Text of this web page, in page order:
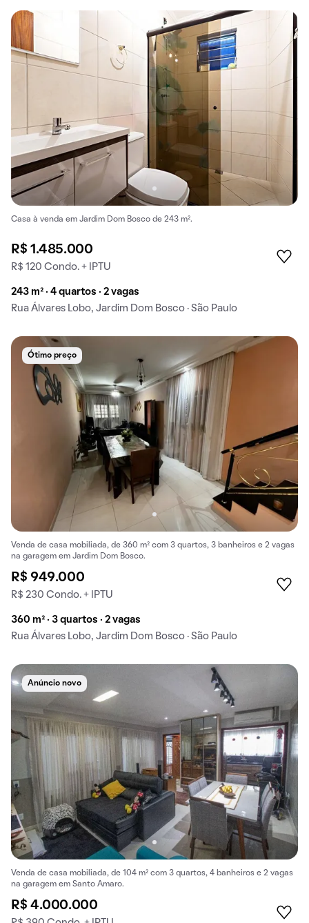
Casa à venda em Jardim Dom Bosco de 243 m².
R$ 1.485.000
R$ 120 Condo. + IPTU
243 m² · 4 quartos · 2 vagas
Rua Álvares Lobo, Jardim Dom Bosco · São Paulo
Ótimo preço
Venda de casa mobiliada, de 360 m² com 3 quartos, 3 banheiros e 2 vagas
na garagem em Jardim Dom Bosco.
R$ 949.000
R$ 230 Condo. + IPTU
360 m² · 3 quartos · 2 vagas
Rua Álvares Lobo, Jardim Dom Bosco · São Paulo
Anúncio novo
Venda de casa mobiliada, de 104 m² com 3 quartos, 4 banheiros e 2 vagas
na garagem em Santo Amaro.
R$ 4.000.000